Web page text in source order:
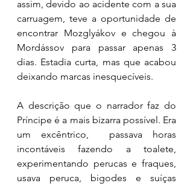
assim, devido ao acidente com a sua
carruagem, teve a oportunidade de
encontrar Mozglyákov e chegou à
Mordássov para passar apenas 3
dias. Estadia curta, mas que acabou
deixando marcas inesquecíveis.
A descrição que o narrador faz do
Príncipe é a mais bizarra possível. Era
um excêntrico,  passava horas
incontáveis fazendo a toalete,
experimentando perucas e fraques,
usava peruca, bigodes e suíças